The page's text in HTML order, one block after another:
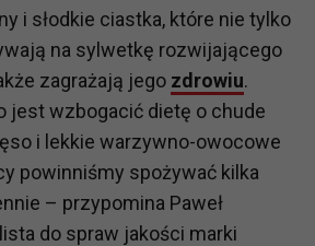
i słodkie ciastka, które nie tylko
na sylwetkę rozwijającego
zagrażają jego zdrowiu.
jest wzbogacić dietę o chude
i lekkie warzywno-owocowe
powinniśmy spożywać kilka
– przypomina Paweł
do spraw jakości marki